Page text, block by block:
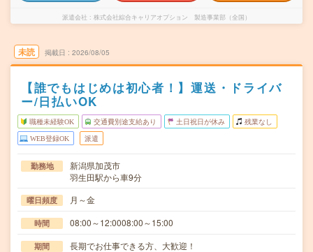
派遣会社 株式会社綜合キャリアオプション 製造事業部（全国）
未読 掲載日 2026/08/05
【誰でもはじめは初心者！】運送・ドライバ
ー/日払いOK
職種未経験OK 交通費別途支給あり 土日祝日が休み 残業なし
WEB登録OK 派遣
勤務地
新潟県加茂市
羽生田駅から車9分
曜日頻度 月～金
時間 08:00～12:0008:00～15:00
期間 長期でお仕事できる方、大歓迎！